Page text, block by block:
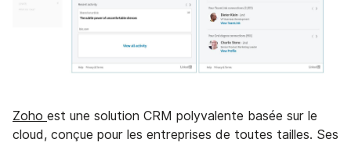
Zoho est une solution CRM polyvalente basée sur le
cloud, conçue pour les entreprises de toutes tailles. Ses